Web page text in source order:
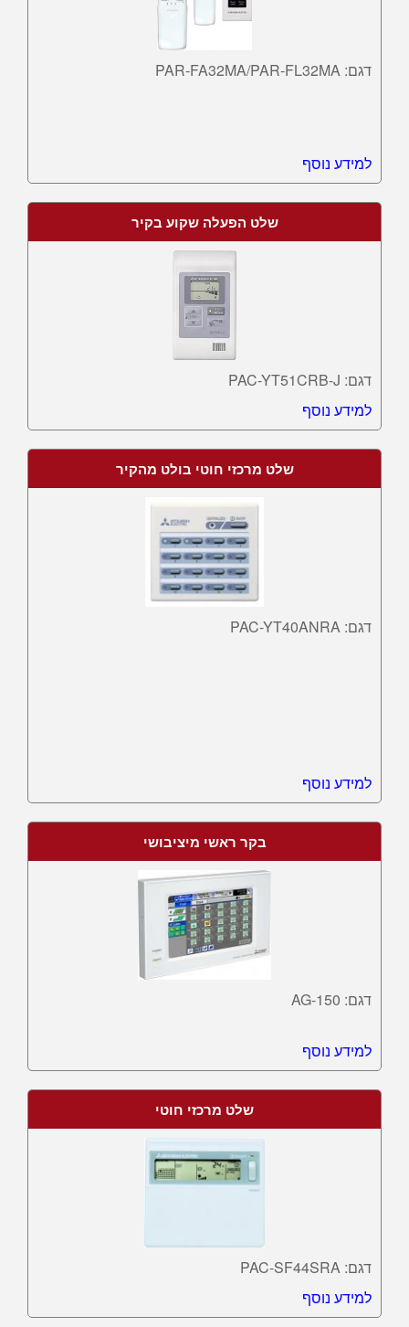
דגם: PAR-FA32MA/PAR-FL32MA
למידע נוסף
שלט הפעלה שקוע בקיר
דגם: PAC-YT51CRB-J
למידע נוסף
שלט מרכזי חוטי בולט מהקיר
דגם: PAC-YT40ANRA
למידע נוסף
בקר ראשי מיציבושי
דגם: AG-150
למידע נוסף
שלט מרכזי חוטי
דגם: PAC-SF44SRA
למידע נוסף